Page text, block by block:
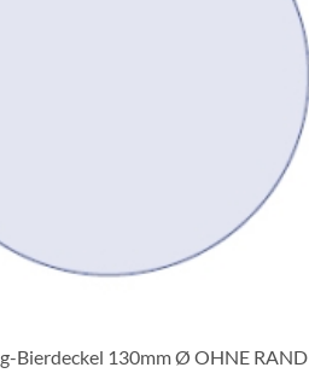
Bierdeckel 130mm Ø OHNE RAND